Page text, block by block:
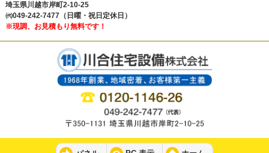
埼玉県川越市岸町2-10-25
㈹049-242-7477（日曜・祝日定休日）
※現調、お見積もり無料です！